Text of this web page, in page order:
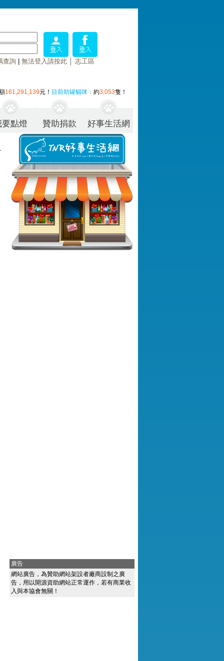
查詢| 無法登入請按此│ 志工區
161,291,139元！ 目前助罐貓咪： 約3,053隻！
要點燈 贊助捐款 好事生活網
廣告
網站廣告，為贊助網站架設者廠商設制之廣
告，用以開源資助網站正常運作，若有商業收
入與本協會無關！